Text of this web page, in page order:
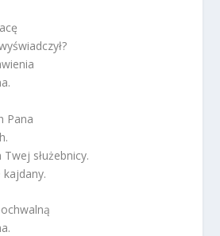
Pana
Twej służebnicy.